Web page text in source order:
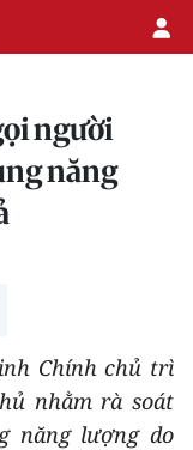
người
năng
Chính chủ trì
nhằm rà soát
năng lượng do